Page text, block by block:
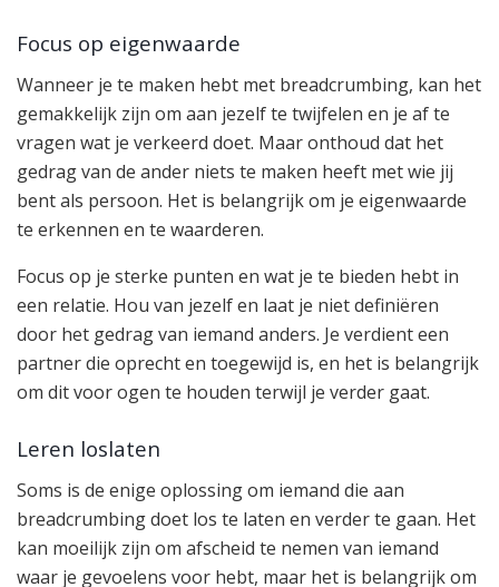
Focus op eigenwaarde
Wanneer je te maken hebt met breadcrumbing, kan het
gemakkelijk zijn om aan jezelf te twijfelen en je af te
vragen wat je verkeerd doet. Maar onthoud dat het
gedrag van de ander niets te maken heeft met wie jij
bent als persoon. Het is belangrijk om je eigenwaarde
te erkennen en te waarderen.
Focus op je sterke punten en wat je te bieden hebt in
een relatie. Hou van jezelf en laat je niet definiëren
door het gedrag van iemand anders. Je verdient een
partner die oprecht en toegewijd is, en het is belangrijk
om dit voor ogen te houden terwijl je verder gaat.
Leren loslaten
Soms is de enige oplossing om iemand die aan
breadcrumbing doet los te laten en verder te gaan. Het
kan moeilijk zijn om afscheid te nemen van iemand
waar je gevoelens voor hebt, maar het is belangrijk om